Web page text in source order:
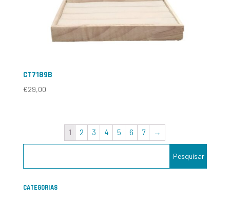
CT7189B
€29,00
1 2 3 4 5 6 7 →
CATEGORIAS